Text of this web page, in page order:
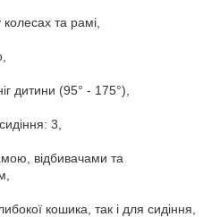
та рамі,
дитини (95° - 175°),
3,
відбивачами та
кошика, так і для сидіння,